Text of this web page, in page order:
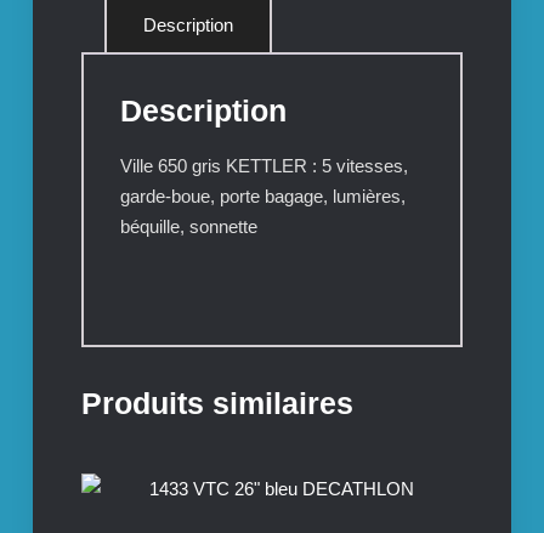
Description
Description
Ville 650 gris KETTLER : 5 vitesses,
garde-boue, porte bagage, lumières,
béquille, sonnette
Produits similaires